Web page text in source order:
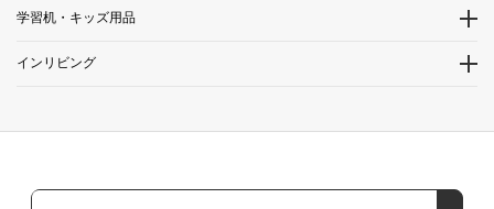
学習机・キッズ用品
インリビング